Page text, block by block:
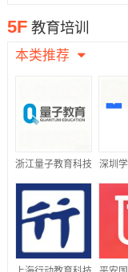
5F 教育培训
本类推荐
浙江量子教育科技
股份有限公司
深圳